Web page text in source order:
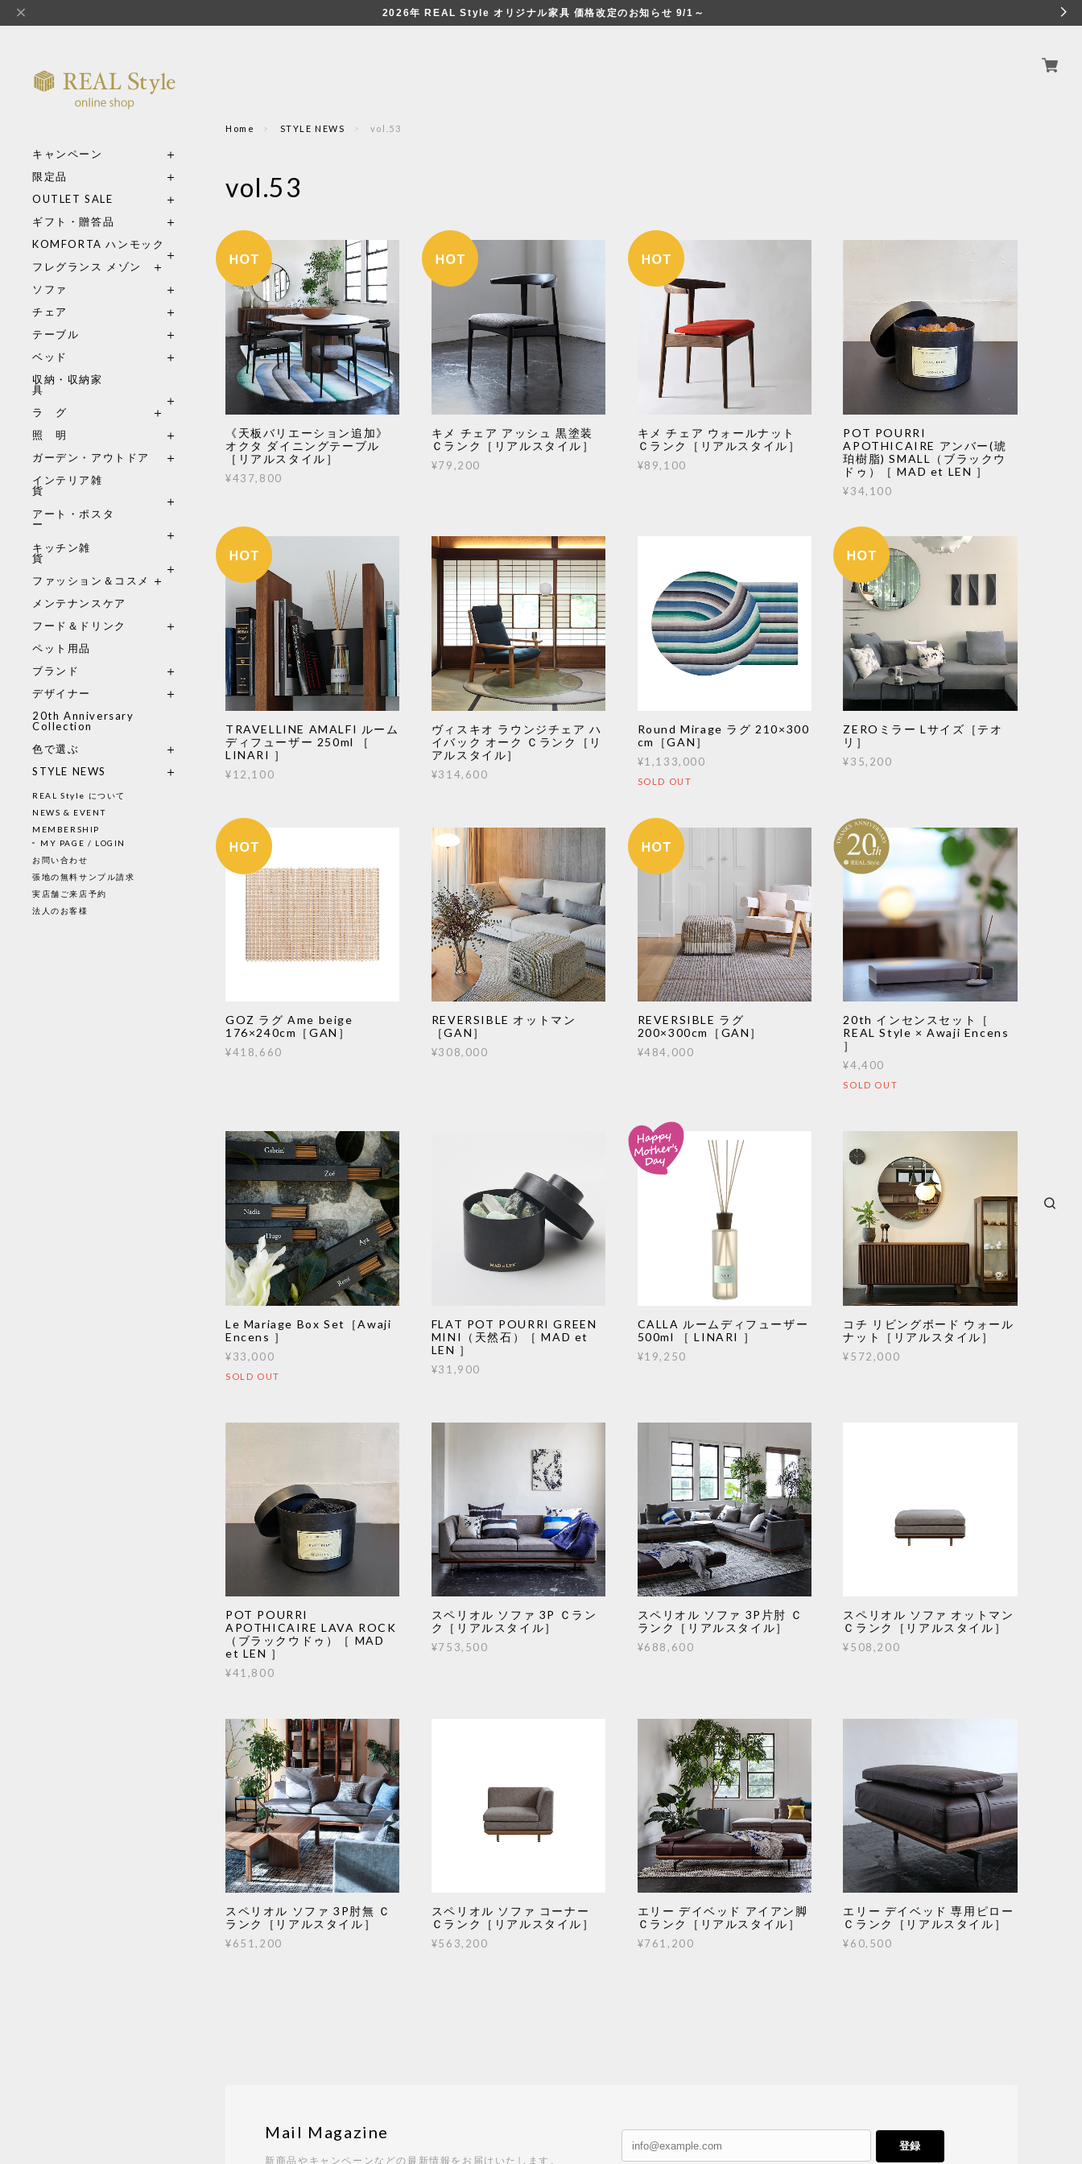
2026年 REAL Style オリジナル家具 価格改定のお知らせ 9/1～
キャンペーン
限定品
OUTLET SALE
ギフト・贈答品
KOMFORTA ハンモック
フレグランス メゾン
ソファ
チェア
テーブル
ベッド
収納・収納家
具
ラ グ
照 明
ガーデン・アウトドア
インテリア雑
貨
アート・ポスタ
ー
キッチン雑
貨
ファッション＆コスメ
メンテナンスケア
フード＆ドリンク
ペット用品
ブランド
デザイナー
20th Anniversary
Collection
色で選ぶ
STYLE NEWS
REAL Style について
NEWS & EVENT
MEMBERSHIP
MY PAGE / LOGIN
お問い合わせ
張地の無料サンプル請求
実店舗ご来店予約
法人のお客様
Home STYLE NEWS vol.53
vol.53
《天板バリエーション追加》
オクタ ダイニングテーブル
［リアルスタイル］
¥437,800
キメ チェア アッシュ 黒塗装
Ｃランク［リアルスタイル］
¥79,200
キメ チェア ウォールナット
Ｃランク［リアルスタイル］
¥89,100
POT POURRI
APOTHICAIRE アンバー(琥
珀樹脂) SMALL（ブラックウ
ドゥ）［ MAD et LEN ］
¥34,100
TRAVELLINE AMALFI ルーム
ディフューザー 250ml ［
LINARI ］
¥12,100
ヴィスキオ ラウンジチェア ハ
イバック オーク Ｃランク［リ
アルスタイル］
¥314,600
Round Mirage ラグ 210×300
cm［GAN］
¥1,133,000
SOLD OUT
ZEROミラー Lサイズ［テオ
リ］
¥35,200
GOZ ラグ Ame beige
176×240cm［GAN］
¥418,660
REVERSIBLE オットマン
［GAN］
¥308,000
REVERSIBLE ラグ
200×300cm［GAN］
¥484,000
20th インセンスセット［
REAL Style × Awaji Encens
］
¥4,400
SOLD OUT
Le Mariage Box Set［Awaji
Encens ］
¥33,000
SOLD OUT
FLAT POT POURRI GREEN
MINI（天然石）［ MAD et
LEN ］
¥31,900
CALLA ルームディフューザー
500ml ［ LINARI ］
¥19,250
コチ リビングボード ウォール
ナット［リアルスタイル］
¥572,000
POT POURRI
APOTHICAIRE LAVA ROCK
（ブラックウドゥ）［ MAD
et LEN ］
¥41,800
スペリオル ソファ 3P Ｃラン
ク［リアルスタイル］
¥753,500
スペリオル ソファ 3P片肘 Ｃ
ランク［リアルスタイル］
¥688,600
スペリオル ソファ オットマン
Ｃランク［リアルスタイル］
¥508,200
スペリオル ソファ 3P肘無 Ｃ
ランク［リアルスタイル］
¥651,200
スペリオル ソファ コーナー
Ｃランク［リアルスタイル］
¥563,200
エリー デイベッド アイアン脚
Ｃランク［リアルスタイル］
¥761,200
エリー デイベッド 専用ピロー
Ｃランク［リアルスタイル］
¥60,500
Mail Magazine
新商品やキャンペーンなどの最新情報をお届けいたします。
登録